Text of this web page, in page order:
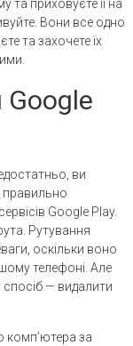
та приховуєте її на
Вони все одно
та захочете їх
ви
правильно
Google Play.
Рутування
оскільки воно
телефоні. Але
— видалити
комп’ютера за